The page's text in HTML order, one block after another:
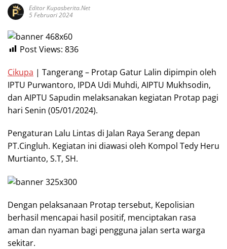
Editor Kupasberita.net
5 Februari 2024
Post Views: 836
Cikupa | Tangerang – Protap Gatur Lalin dipimpin oleh
IPTU Purwantoro, IPDA Udi Muhdi, AIPTU Mukhsodin,
dan AIPTU Sapudin melaksanakan kegiatan Protap pagi
hari Senin (05/01/2024).
Pengaturan Lalu Lintas di Jalan Raya Serang depan
PT.Cingluh. Kegiatan ini diawasi oleh Kompol Tedy Heru
Murtianto, S.T, SH.
Dengan pelaksanaan Protap tersebut, Kepolisian
berhasil mencapai hasil positif, menciptakan rasa
aman dan nyaman bagi pengguna jalan serta warga
sekitar.